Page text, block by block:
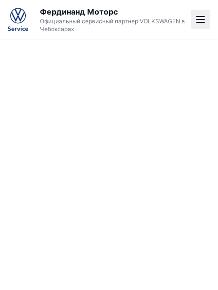
Фердинанд Моторс
Официальный сервисный партнер VOLKSWAGEN в
Чебоксарах